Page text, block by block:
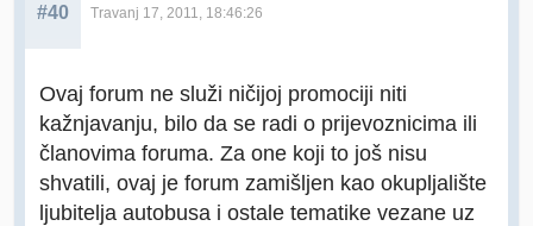
#40 Travanj 17, 2011, 18:46:26
Ovaj forum ne služi ničijoj promociji niti
kažnjavanju, bilo da se radi o prijevoznicima ili
članovima foruma. Za one koji to još nisu
shvatili, ovaj je forum zamišljen kao okupljalište
ljubitelja autobusa i ostale tematike vezane uz